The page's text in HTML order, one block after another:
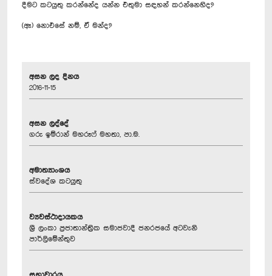
දීමට කටයුතු කරන්නේද යන්න එතුමා සඳහන් කරන්නෙහිද?
(ඈ) නොඑසේ නම්, ඒ මන්ද?
අසන ලද දිනය
2016-11-15
අසන ලද්දේ
ගරු ඉම්රාන් මහරූෆ් මහතා, පා.ම.
අමාත්‍යාංශය
ස්වදේශ කටයුතු
ව්‍යවස්ථාදායකය
ශ්‍රී ලංකා ප්‍රජාතාන්ත්‍රික සමාජවාදී ජනරජයේ අටවැනි
පාර්ලිමේන්තුව